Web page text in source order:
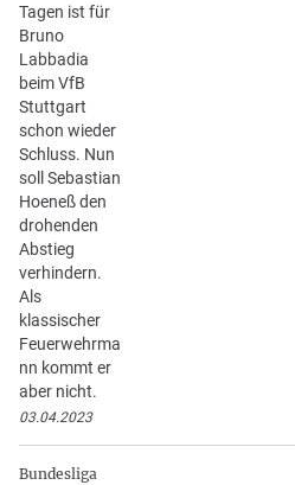
Tagen ist für
Bruno
Labbadia
beim VfB
Stuttgart
schon wieder
Schluss. Nun
soll Sebastian
Hoeneß den
drohenden
Abstieg
verhindern.
Als
klassischer
Feuerwehrma
nn kommt er
aber nicht.
03.04.2023
Bundesliga